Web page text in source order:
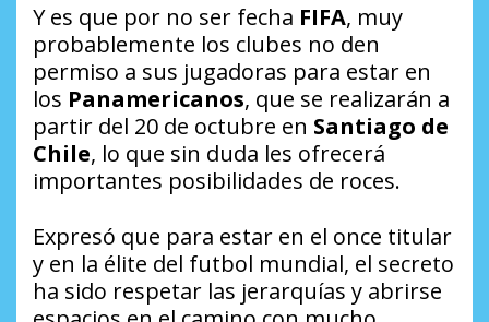
Y es que por no ser fecha FIFA, muy
probablemente los clubes no den
permiso a sus jugadoras para estar en
los Panamericanos, que se realizarán a
partir del 20 de octubre en Santiago de
Chile, lo que sin duda les ofrecerá
importantes posibilidades de roces.
Expresó que para estar en el once titular
y en la élite del futbol mundial, el secreto
ha sido respetar las jerarquías y abrirse